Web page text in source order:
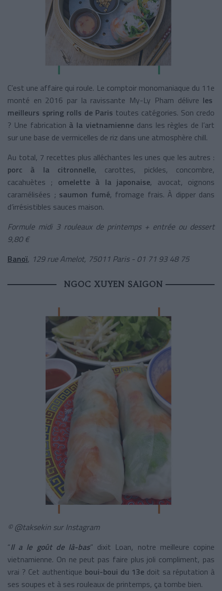
C’est une affaire qui roule. Le comptoir monomaniaque du 11e
monté en 2016 par la ravissante My-Ly Pham délivre les
meilleurs spring rolls de Paris toutes catégories. Son credo
? Une fabrication à la vietnamienne dans les règles de l’art
sur une base de vermicelles de riz dans une atmosphère chill.
Au total, 7 recettes plus alléchantes les unes que les autres :
porc à la citronnelle, carottes, pickles, concombre,
cacahuètes ; omelette à la japonaise, avocat, oignons
caramélisées ; saumon fumé, fromage frais. À dipper dans
d’irrésistibles sauces maison.
Formule midi 3 rouleaux de printemps + entrée ou dessert
9,80 €
Banoï, 129 rue Amelot, 75011 Paris - 01 71 93 48 75
NGOC XUYEN SAIGON
© @taksekin sur Instagram
“Il a le goût de là-bas” dixit Loan, notre meilleure copine
vietnamienne. On ne peut pas faire plus joli compliment, pas
vrai ? Cet authentique boui-boui du 13e doit sa réputation à
ses soupes et à ses rouleaux de printemps, ça tombe bien.